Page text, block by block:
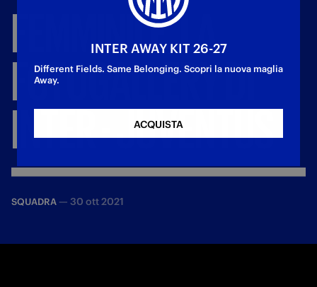
FEMMINILE,LA
FOTOGALLERYDI
INTER-JUVENTUS
SQUADRA — 30 ott 2021
INTER AWAY KIT 26-27
Different Fields. Same Belonging. Scopri la nuova maglia
Away.
ACQUISTA